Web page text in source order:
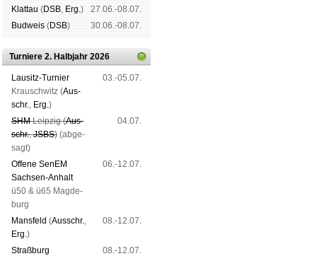
Klat­tau (DSB, Erg.)
27.06.-08.07.
Bud­weis (DSB) 30.06.-08.07.
Turniere 2. Halbjahr 2026
Lau­sitz-Tur­nier
Krausch­witz (Aus­
schr., Erg.)
03.-05.07.
SHMLeip­zig (Aus­
schr.,JSBS) (ab­ge­
sagt)
04.07.
Offene SenEM
Sach­sen-An­halt
ü50 & ü65 Mag­de­
burg
06.-12.07.
Mans­feld (Aus­schr.,
Erg.)
08.-12.07.
Straß­burg
08.-12.07.